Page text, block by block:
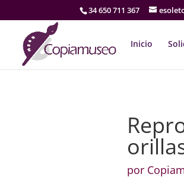
34 650 711 367
Inicio
por